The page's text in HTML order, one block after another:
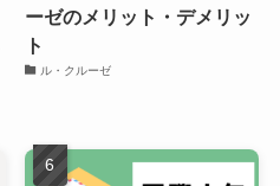
ーゼのメリット・デメリッ
ト
ル・クルーゼ